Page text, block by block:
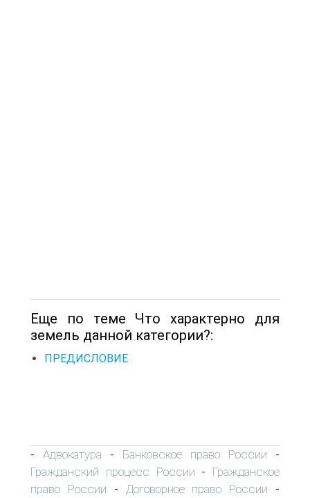
Еще по теме Что характерно для
земель данной категории?:
ПРЕДИСЛОВИЕ
- Адвокатура - Банковское право России -
Гражданский процесс России - Гражданское
право России - Договорное право России -